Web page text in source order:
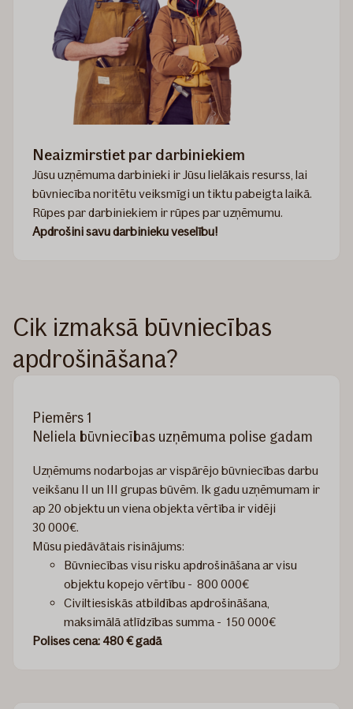
Neaizmirstiet par darbiniekiem
Jūsu uzņēmuma darbinieki ir Jūsu lielākais resurss, lai
būvniecība noritētu veiksmīgi un tiktu pabeigta laikā.
Rūpes par darbiniekiem ir rūpes par uzņēmumu.
Apdrošini savu darbinieku veselību!
Cik izmaksā būvniecības
apdrošināšana?
Piemērs 1
Neliela būvniecības uzņēmuma polise gadam
Uzņēmums nodarbojas ar vispārējo būvniecības darbu
veikšanu II un III grupas būvēm. Ik gadu uzņēmumam ir
ap 20 objektu un viena objekta vērtība ir vidēji
30 000€.
Mūsu piedāvātais risinājums:
Būvniecības visu risku apdrošināšana ar visu
objektu kopejo vērtību - 800 000€
Civiltiesiskās atbildības apdrošināšana,
maksimālā atlīdzības summa - 150 000€
Polises cena: 480 € gadā